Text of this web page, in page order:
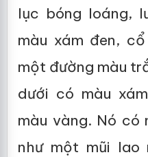
lục bóng loáng,
màu xám đen,
một đường màu
dưới có màu
màu vàng. Nó có
như một mũi lao